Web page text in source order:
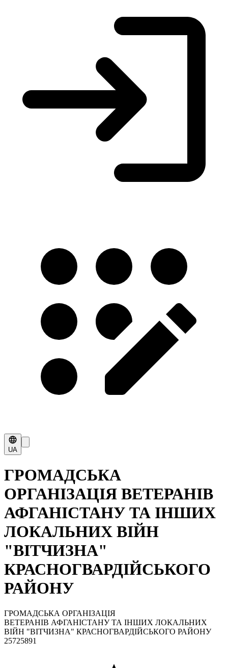
UA
ГРОМАДСЬКА
ОРГАНІЗАЦІЯ ВЕТЕРАНІВ
АФГАНІСТАНУ ТА ІНШИХ
ЛОКАЛЬНИХ ВІЙН
"ВІТЧИЗНА"
КРАСНОГВАРДІЙСЬКОГО
РАЙОНУ
ГРОМАДСЬКА ОРГАНІЗАЦІЯ
ВЕТЕРАНІВ АФГАНІСТАНУ ТА ІНШИХ ЛОКАЛЬНИХ
ВІЙН "ВІТЧИЗНА" КРАСНОГВАРДІЙСЬКОГО РАЙОНУ
25725891